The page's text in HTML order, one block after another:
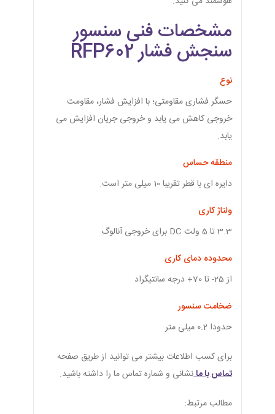
مشخصات فنی سنسور
سنجش فشار RFP602
نوع
حسگر فشاری مقاومتی؛ با افزایش فشار، مقاومت
خروجی کاهش می‌ یابد و خروجی جریان افزایش می
یابد.
منطقه حساس
دایره ای با قطر تقریبا 10 میلی متر است.
ولتاژ کاری
3.3 تا 5 ولت DC برای خروجی آنالوگ
محدوده دمای کاری
از 25- تا 70+ درجه سانتیگراد
ضخامت سنسور
حدودا 0.2 میلی متر
برای کسب اطلاعات بیشتر می توانید از طریق صفحه
تماس با مانشانی و شماره تماس ما را داشته باشید.
مطالب مرتبط: